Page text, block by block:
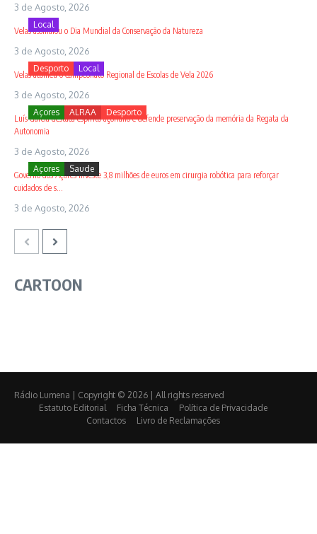
3 de Agosto, 2026
Local
Velas assinalou o Dia Mundial da Conservação da Natureza
3 de Agosto, 2026
Desporto Local
Velas acolheu o Campeonato Regional de Escolas de Vela 2026
3 de Agosto, 2026
Açores ALRAA Desporto
Luís Garcia destaca espírito açoriano e defende preservação da memória da Regata da
Autonomia
3 de Agosto, 2026
Açores Saude
Governo dos Açores investe 3,8 milhões de euros em cirurgia robótica para reforçar
cuidados de s...
3 de Agosto, 2026
CARTOON
Rádio Lumena | Copyright © 2026 | All rights reserved
Estatuto Editorial
Ficha Técnica
Política de Privacidade
Contactos
Livro de Reclamações